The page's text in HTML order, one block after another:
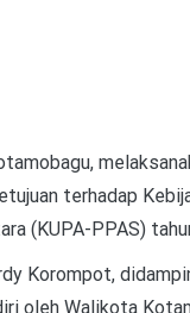
terhadap
(KUPA-PPAS)
Korompot,
oleh Walikota